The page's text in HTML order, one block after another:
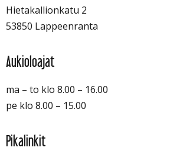
Hietakallionkatu 2
53850 Lappeenranta
Aukioloajat
ma – to klo 8.00 – 16.00
pe klo 8.00 – 15.00
Pikalinkit